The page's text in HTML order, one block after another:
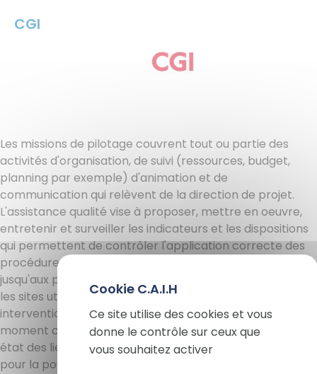
Ce site utilise des cookies et vous
donne le contrôle sur ceux que
vous souhaitez activer
CGI
Les missions de pilotage couvrent tout ou partie des
activités d'organisation, de suivi (ressources, budget,
planning par exemple) d'animation et de
communication qui relèvent de la direction de projet.
L'assistance qualité vise à proposer, mettre en oeuvre,
entretenir et surveiller les indicateurs et les dispositions
qui permettent de contrôler l'application correcte des
procédures de gestion du projet, de son lancement
jusqu'aux phases de maintenance et d'exploitation sur
les sites utilisateurs. Une prestation d'audit est une
intervention limitée dans le temps, déclenchée à un
moment clé du déroulement du projet afin de dresser un
état des lieux, établir un diagnostic et des préconisations
pour la poursuite du projet.